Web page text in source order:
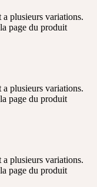
a plusieurs variations.
page du produit
a plusieurs variations.
page du produit
a plusieurs variations.
page du produit